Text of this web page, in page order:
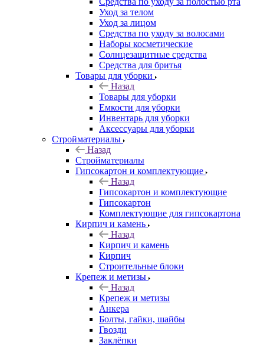
Уход за телом
Уход за лицом
Средства по уходу за волосами
Наборы косметические
Солнцезащитные средства
Средства для бритья
Товары для уборки
Назад
Товары для уборки
Емкости для уборки
Инвентарь для уборки
Аксессуары для уборки
Стройматериалы
Назад
Стройматериалы
Гипсокартон и комплектующие
Назад
Гипсокартон и комплектующие
Гипсокартон
Комплектующие для гипсокартона
Кирпич и камень
Назад
Кирпич и камень
Кирпич
Строительные блоки
Крепеж и метизы
Назад
Крепеж и метизы
Анкера
Болты, гайки, шайбы
Гвозди
Заклёпки